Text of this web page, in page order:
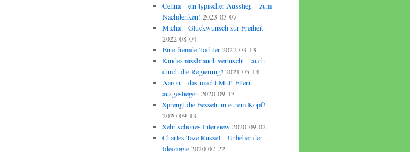
Celina – ein typischer Ausstieg – zum
Nachdenken! 2023-03-07
Micha – Glückwunsch zur Freiheit
2022-08-04
Eine fremde Tochter 2022-03-13
Kindesmissbrauch vertuscht – auch
durch die Regierung! 2021-05-14
Aaron – das macht Mut! Eltern
ausgestiegen 2020-09-13
Sprengt die Fesseln in eurem Kopf!
2020-09-13
Sehr schönes Interview 2020-09-02
Charles Taze Russel – Urheber der
Ideologie 2020-07-22